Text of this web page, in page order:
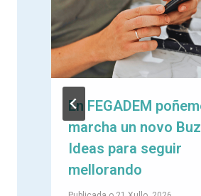
En FEGADEM
marcha un novo
Ideas para seguir
mellorando